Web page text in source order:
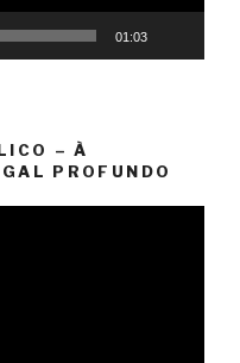
01:03
– À
PROFUNDO